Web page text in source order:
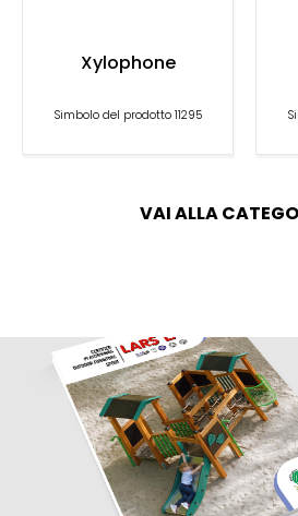
Xylophone
Simbolo del prodotto 11295
VAI ALLA